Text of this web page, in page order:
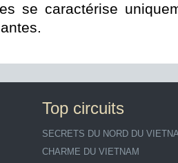
se caractérise
Top circuits
SECRETS DU NORD DU
CHARME DU VIETNAM